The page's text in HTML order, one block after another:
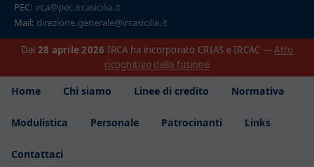
PEC: irca@pec.ircasicilia.it
Mail: direzione.generale@ircasicilia.it
Dal 28 aprile 2026 IRCA ha incorporato CRIAS e IRCAC —Atto
ricognitivo della fusione
Home Chi siamo Linee di credito Normativa
Modulistica Personale Patrocinanti Links
Contattaci